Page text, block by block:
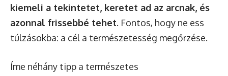
kiemeli a tekintetet, keretet ad az arcnak, és
azonnal frissebbé tehet. Fontos, hogy ne ess
túlzásokba: a cél a természetesség megőrzése.
Íme néhány tipp a természetes